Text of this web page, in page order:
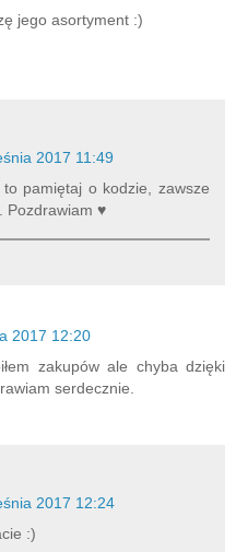
jego asortyment :)
2017 11:49
pamiętaj o kodzie, zawsze
Pozdrawiam ♥
2017 12:20
zakupów ale chyba dzięki
serdecznie.
2017 12:24
:)